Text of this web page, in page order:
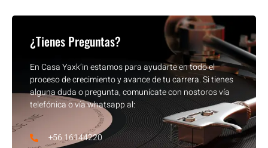
¿Tienes Preguntas?
En Casa Yaxk’in estamos para ayudarte en todo el
proceso de crecimiento y avance de tu carrera. Si tienes
alguna duda o pregunta, comunícate con nostoros vía
telefónica o vía whatsapp al:
+56 16144220